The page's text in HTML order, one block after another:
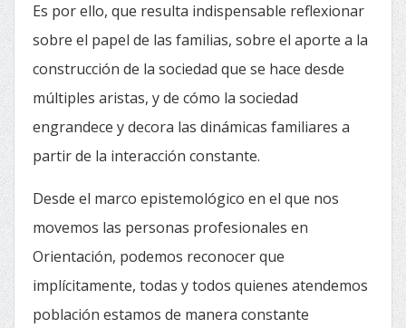
Es por ello, que resulta indispensable reflexionar
sobre el papel de las familias, sobre el aporte a la
construcción de la sociedad que se hace desde
múltiples aristas, y de cómo la sociedad
engrandece y decora las dinámicas familiares a
partir de la interacción constante.
Desde el marco epistemológico en el que nos
movemos las personas profesionales en
Orientación, podemos reconocer que
implícitamente, todas y todos quienes atendemos
población estamos de manera constante